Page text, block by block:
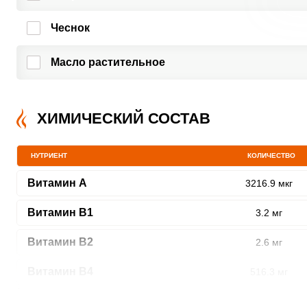
Чеснок
Масло растительное
ХИМИЧЕСКИЙ СОСТАВ
НУТРИЕНТ КОЛИЧЕСТВО
Витамин A 3216.9 мкг
Витамин В1 3.2 мг
Витамин В2 2.6 мг